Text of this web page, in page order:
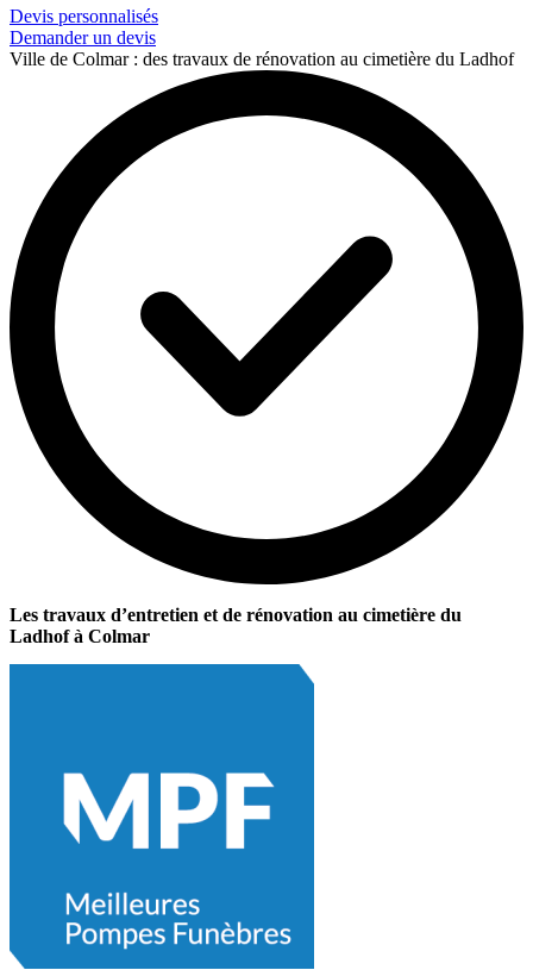
Devis personnalisés
Demander un devis
Ville de Colmar : des travaux de rénovation au cimetière du Ladhof
Les travaux d’entretien et de rénovation au cimetière du
Ladhof à Colmar